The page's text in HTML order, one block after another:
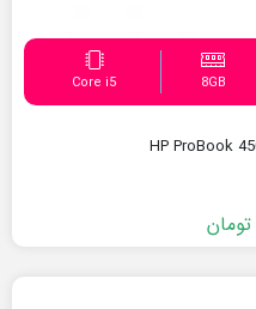
8GB
Core i5
قیمت
تومان
قیمت